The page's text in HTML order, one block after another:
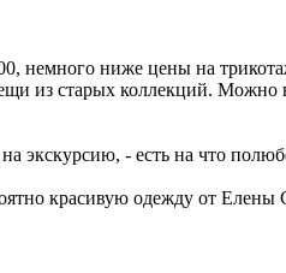
немного ниже цены на
из старых коллекций. Можно
экскурсию, - есть на что
красивую одежду от Елены